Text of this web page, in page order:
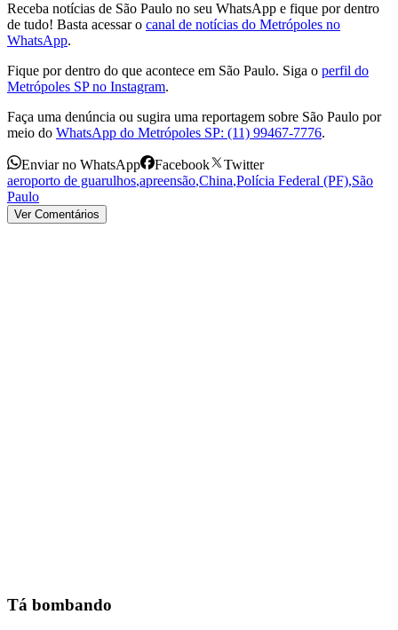
Receba notícias de São Paulo no seu WhatsApp e fique por dentro
de tudo! Basta acessar o canal de notícias do Metrópoles no
WhatsApp.
Fique por dentro do que acontece em São Paulo. Siga o perfil do
Metrópoles SP no Instagram.
Faça uma denúncia ou sugira uma reportagem sobre São Paulo por
meio do WhatsApp do Metrópoles SP: (11) 99467-7776.
Enviar no WhatsApp Facebook
Twitter
aeroporto de guarulhos,apreensão,China,Polícia Federal (PF),São
Paulo
Ver Comentários
Tá bombando